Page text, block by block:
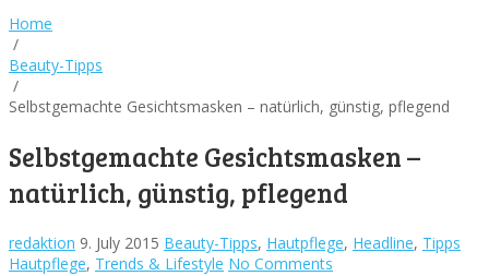
Home
/
Beauty-Tipps
/
Selbstgemachte Gesichtsmasken – natürlich, günstig, pflegend
Selbstgemachte Gesichtsmasken –
natürlich, günstig, pflegend
redaktion 9. July 2015 Beauty-Tipps, Hautpflege, Headline, Tipps
Hautpflege, Trends & Lifestyle No Comments